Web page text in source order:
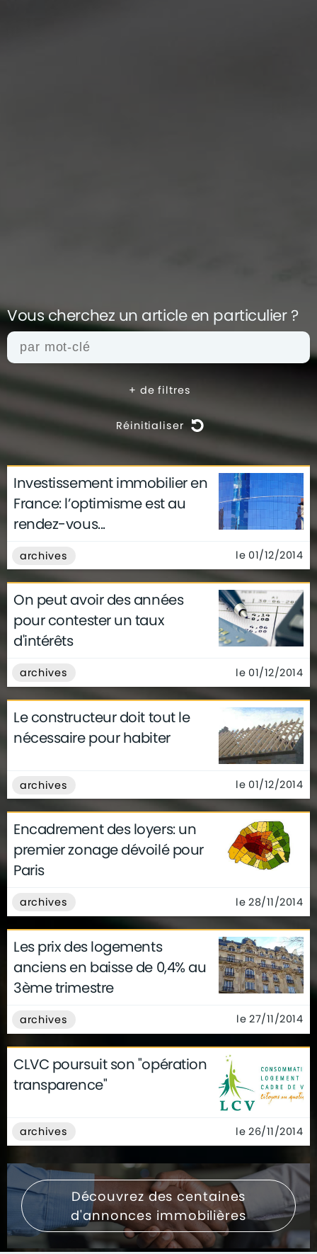
Vous cherchez un article en particulier ?
+ de filtres
Réinitialiser
actualités architecture
archives
conseils
déco finance
gouvernement
infographie
technologie
Investissement immobilier en
France: l’optimisme est au
rendez-vous...
archives le 01/12/2014
On peut avoir des années
pour contester un taux
d'intérêts
archives le 01/12/2014
Le constructeur doit tout le
nécessaire pour habiter
archives le 01/12/2014
Encadrement des loyers: un
premier zonage dévoilé pour
Paris
archives le 28/11/2014
Les prix des logements
anciens en baisse de 0,4% au
3ème trimestre
archives le 27/11/2014
CLVC poursuit son "opération
transparence"
archives le 26/11/2014
Découvrez des centaines
d'annonces immobilières